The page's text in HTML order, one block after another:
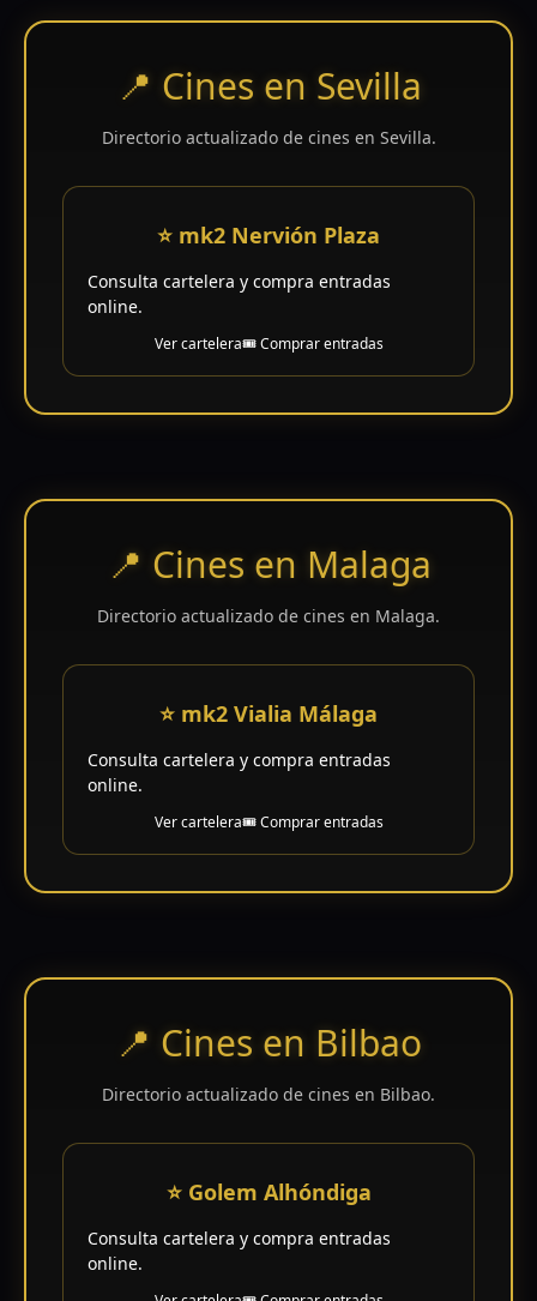
📍 Cines en Sevilla
Directorio actualizado de cines en Sevilla.
⭐ mk2 Nervión Plaza
Consulta cartelera y compra entradas
online.
Ver cartelera🎟️ Comprar entradas
📍 Cines en Malaga
Directorio actualizado de cines en Malaga.
⭐ mk2 Vialia Málaga
Consulta cartelera y compra entradas
online.
Ver cartelera🎟️ Comprar entradas
📍 Cines en Bilbao
Directorio actualizado de cines en Bilbao.
⭐ Golem Alhóndiga
Consulta cartelera y compra entradas
online.